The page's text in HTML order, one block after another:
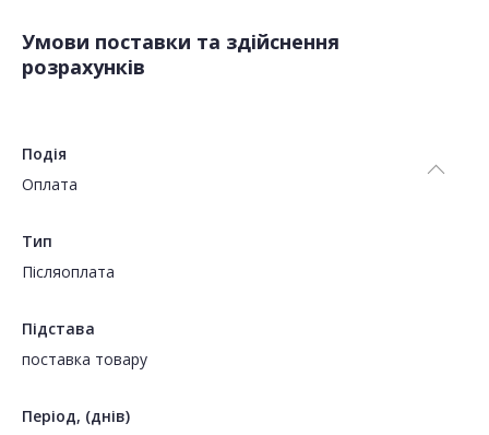
Умови поставки та здійснення
розрахунків
Подія
Оплата
Тип
Пiсляоплата
Підстава
поставка товару
Період, (днів)